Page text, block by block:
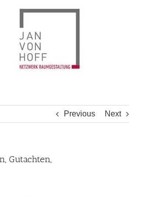
Previous Next
Gutachten,